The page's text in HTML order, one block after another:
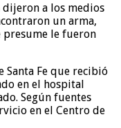
dijeron a los medios
un arma,
presume le fueron
Santa Fe que recibió
en el hospital
Según fuentes
en el Centro de